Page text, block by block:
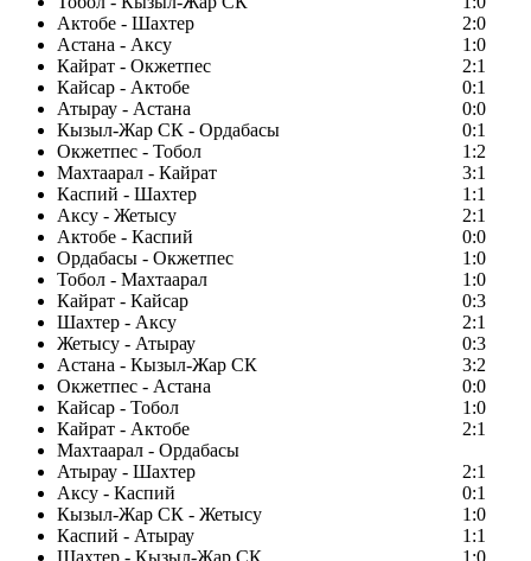
Актобе - Шахтер
2:0
Астана - Аксу
1:0
Кайрат - Окжетпес
2:1
Кайсар - Актобе
0:1
Атырау - Астана
0:0
Кызыл-Жар СК - Ордабасы
0:1
Окжетпес - Тобол
1:2
Махтаарал - Кайрат
3:1
Каспий - Шахтер
1:1
Аксу - Жетысу
2:1
Актобе - Каспий
0:0
Ордабасы - Окжетпес
1:0
Тобол - Махтаарал
1:0
Кайрат - Кайсар
0:3
Шахтер - Аксу
2:1
Жетысу - Атырау
0:3
Астана - Кызыл-Жар СК
3:2
Окжетпес - Астана
0:0
Кайсар - Тобол
1:0
Кайрат - Актобе
2:1
Махтаарал - Ордабасы
Атырау - Шахтер
2:1
Аксу - Каспий
0:1
Кызыл-Жар СК - Жетысу
1:0
Каспий - Атырау
1:1